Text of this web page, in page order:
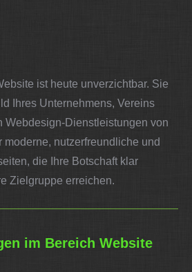
ist heute unverzichtbar. Sie
Ihres Unternehmens, Vereins
Webdesign-Dienstleistungen von
nutzerfreundliche und
die Ihre Botschaft klar
Zielgruppe erreichen.
im Bereich Website